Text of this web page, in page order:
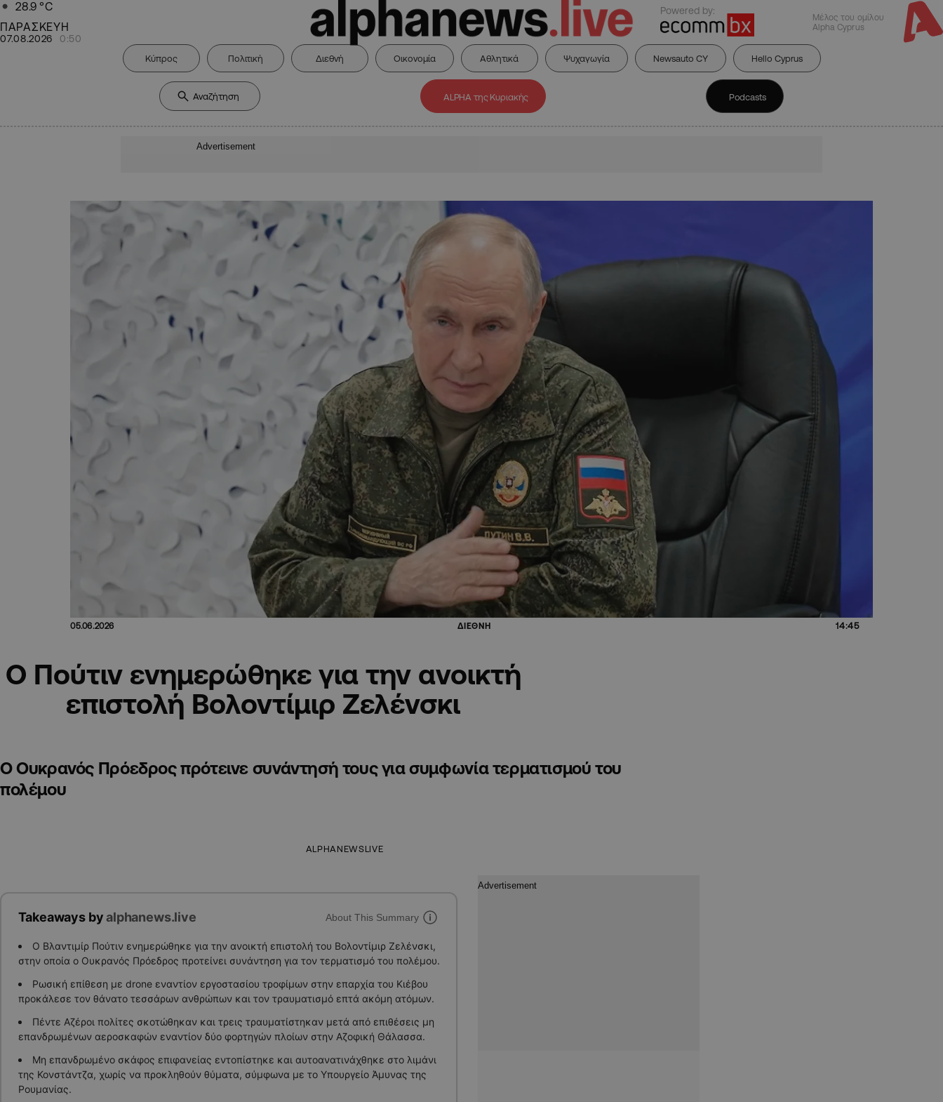
28.9 °C
ΠΑΡΑΣΚΕΥΗ
07.08.2026 0:50
Powered by:
Μέλος του ομίλου
Alpha Cyprus
Κύπρος Πολιτική Διεθνή Οικονομία Αθλητικά Ψυχαγωγία Newsauto CY Hello Cyprus
ALPHA της Κυριακής Podcasts
Advertisement
05.06.2026 ΔΙΕΘΝΗ 14:45
Ο Πούτιν ενημερώθηκε για την ανοικτή
επιστολή Βολοντίμιρ Ζελένσκι
Ο Ουκρανός Πρόεδρος πρότεινε συνάντησή τους για συμφωνία τερματισμού του
πολέμου
ALPHANEWSLIVE
Takeaways byalphanews.live About This Summary
Ο Βλαντιμίρ Πούτιν ενημερώθηκε για την ανοικτή επιστολή του Βολοντίμιρ Ζελένσκι,
στην οποία ο Ουκρανός Πρόεδρος προτείνει συνάντηση για τον τερματισμό του πολέμου.
Ρωσική επίθεση με drone εναντίον εργοστασίου τροφίμων στην επαρχία του Κιέβου
προκάλεσε τον θάνατο τεσσάρων ανθρώπων και τον τραυματισμό επτά ακόμη ατόμων.
Πέντε Αζέροι πολίτες σκοτώθηκαν και τρεις τραυματίστηκαν μετά από επιθέσεις μη
επανδρωμένων αεροσκαφών εναντίον δύο φορτηγών πλοίων στην Αζοφική Θάλασσα.
Μη επανδρωμένο σκάφος επιφανείας εντοπίστηκε και αυτοανατινάχθηκε στο λιμάνι
της Κονστάντζα, χωρίς να προκληθούν θύματα, σύμφωνα με το Υπουργείο Άμυνας της
Ρουμανίας.